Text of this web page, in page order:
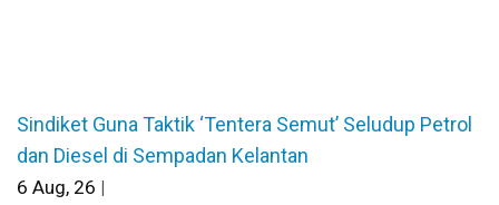
Sindiket Guna Taktik ‘Tentera Semut’ Seludup Petrol
dan Diesel di Sempadan Kelantan
6 Aug, 26 |